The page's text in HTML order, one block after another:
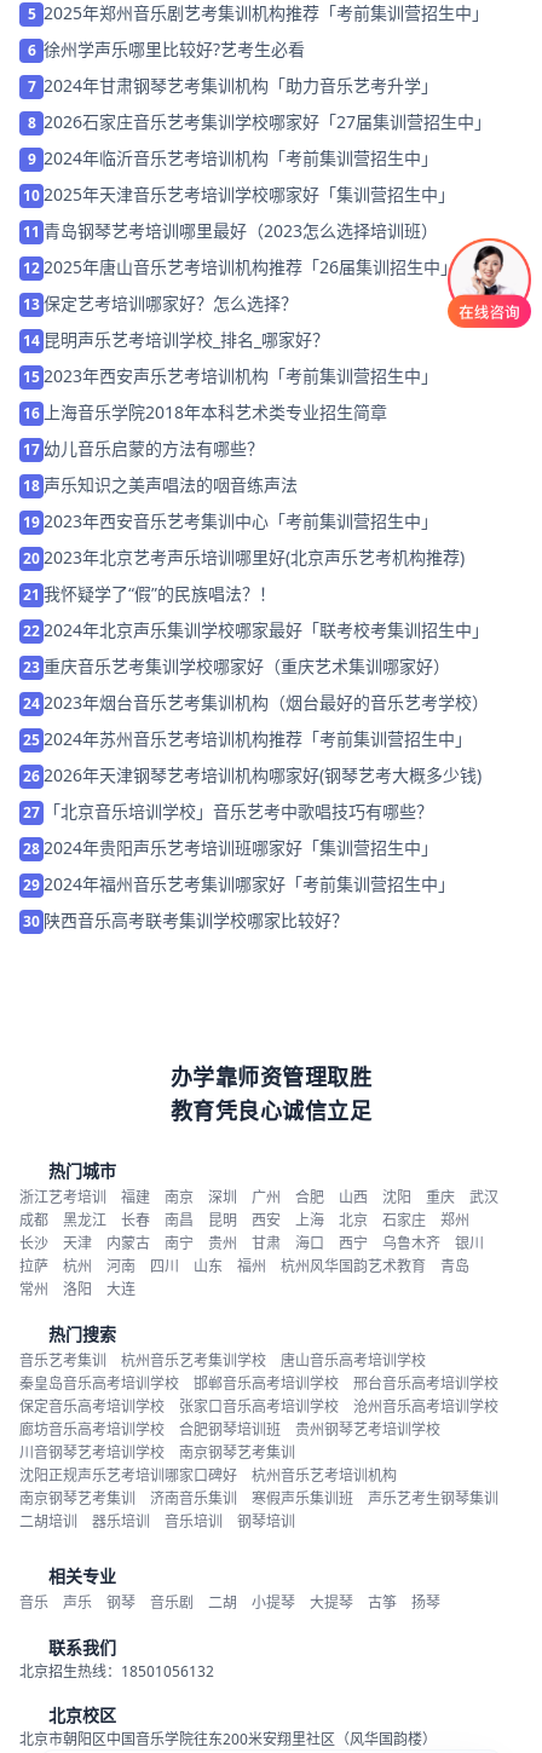
5 2025年郑州音乐剧艺考集训机构推荐「考前集训营招生中」
6 徐州学声乐哪里比较好?艺考生必看
7 2024年甘肃钢琴艺考集训机构「助力音乐艺考升学」
8 2026石家庄音乐艺考集训学校哪家好「27届集训营招生中」
9 2024年临沂音乐艺考培训机构「考前集训营招生中」
102025年天津音乐艺考培训学校哪家好「集训营招生中」
11 青岛钢琴艺考培训哪里最好（2023怎么选择培训班）
122025年唐山音乐艺考培训机构推荐「26届集训招生中」
13保定艺考培训哪家好？怎么选择？
14 昆明声乐艺考培训学校_排名_哪家好？
152023年西安声乐艺考培训机构「考前集训营招生中」
16 上海音乐学院2018年本科艺术类专业招生简章
17 幼儿音乐启蒙的方法有哪些？
18 声乐知识之美声唱法的咽音练声法
192023年西安音乐艺考集训中心「考前集训营招生中」
202023年北京艺考声乐培训哪里好(北京声乐艺考机构推荐)
21 我怀疑学了“假”的民族唱法？！
222024年北京声乐集训学校哪家最好「联考校考集训招生中」
23重庆音乐艺考集训学校哪家好（重庆艺术集训哪家好）
242023年烟台音乐艺考集训机构（烟台最好的音乐艺考学校）
252024年苏州音乐艺考培训机构推荐「考前集训营招生中」
262026年天津钢琴艺考培训机构哪家好(钢琴艺考大概多少钱)
27 「北京音乐培训学校」音乐艺考中歌唱技巧有哪些？
282024年贵阳声乐艺考培训班哪家好「集训营招生中」
292024年福州音乐艺考集训哪家好「考前集训营招生中」
30 陕西音乐高考联考集训学校哪家比较好？
办学靠师资管理取胜
教育凭良心诚信立足
热门城市
浙江艺考培训 福建 南京 深圳 广州 合肥 山西 沈阳 重庆
武汉
成都
黑龙江 长春 南昌 昆明 西安 上海 北京 石家庄
郑州
长沙
天津 内蒙古 南宁 贵州 甘肃 海口 西宁 乌鲁木齐
银川
拉萨
杭州 河南 四川 山东 福州 杭州风华国韵艺术教育
青岛
常州
洛阳 大连
热门搜索
音乐艺考集训 杭州音乐艺考集训学校
唐山音乐高考培训学校
秦皇岛音乐高考培训学校
邯郸音乐高考培训学校
邢台音乐高考培训学校
保定音乐高考培训学校
张家口音乐高考培训学校
沧州音乐高考培训学校
廊坊音乐高考培训学校
合肥钢琴培训班
贵州钢琴艺考培训学校
川音钢琴艺考培训学校
南京钢琴艺考集训
沈阳正规声乐艺考培训哪家口碑好
杭州音乐艺考培训机构
南京钢琴艺考集训
济南音乐集训 寒假声乐集训班
声乐艺考生钢琴集训
二胡培训
器乐培训 音乐培训 钢琴培训
相关专业
音乐 声乐 钢琴 音乐剧 二胡 小提琴 大提琴 古筝 扬琴
联系我们
北京招生热线：18501056132
北京校区
北京市朝阳区中国音乐学院往东200米安翔里社区（风华国韵楼）